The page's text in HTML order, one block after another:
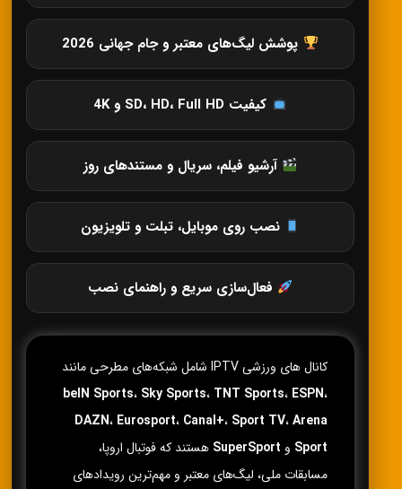
پوشش لیگ‌های معتبر و جام جهانی 2026
کیفیت SD، HD، Full HD و 4K
آرشیو فیلم، سریال و مستندهای روز
نصب روی موبایل، تبلت و تلویزیون
فعال‌سازی سریع و راهنمای نصب
کانال های ورزشی IPTV شامل شبکه‌های مطرحی مانند
beIN Sports، Sky Sports، TNT Sports، ESPN،
DAZN، Eurosport، Canal+، Sport TV،Arena
Sport و SuperSport هستند که فوتبال اروپا،
مسابقات ملی، لیگ‌های معتبر و مهم‌ترین رویدادهای